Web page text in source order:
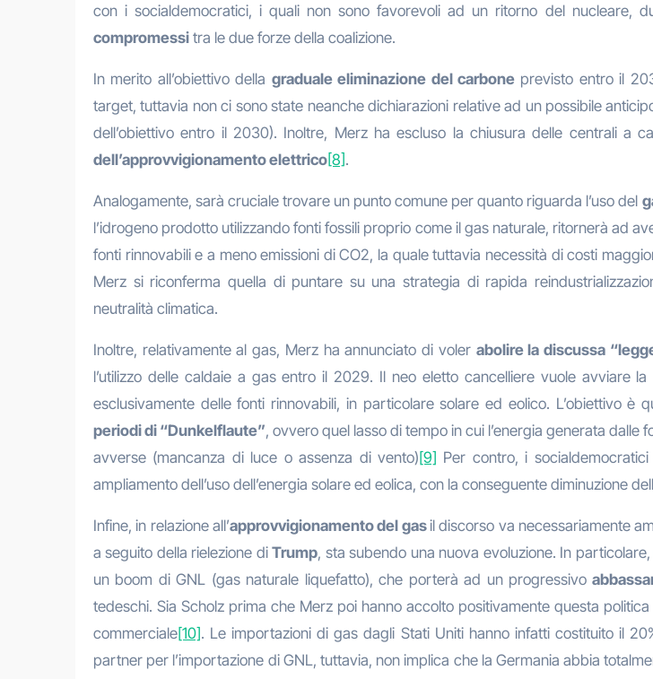
con i socialdemocratici, i quali non sono favorevoli ad un ritorno del nucleare,
compromessi tra le due forze della coalizione.
In merito all’obiettivo della graduale eliminazione del carbone previsto entro il
target, tuttavia non ci sono state neanche dichiarazioni relative ad un possibile
dell’obiettivo entro il 2030). Inoltre, Merz ha escluso la chiusura delle centrali a
dell’approvvigionamento elettrico[8].
Analogamente, sarà cruciale trovare un punto comune per quanto riguarda l’uso del
l’idrogeno prodotto utilizzando fonti fossili proprio come il gas naturale, ritornerà ad
fonti rinnovabili e a meno emissioni di CO2, la quale tuttavia necessità di costi
Merz si riconferma quella di puntare su una strategia di rapida
neutralità climatica.
Inoltre, relativamente al gas, Merz ha annunciato di voler abolire la discussa
l’utilizzo delle caldaie a gas entro il 2029. Il neo eletto cancelliere vuole avviare
esclusivamente delle fonti rinnovabili, in particolare solare ed eolico. L’obiettivo
periodi di “Dunkelflaute”, ovvero quel lasso di tempo in cui l’energia generata
avverse (mancanza di luce o assenza di vento)[9] Per contro, i
ampliamento dell’uso dell’energia solare ed eolica, con la conseguente diminuzione
Infine, in relazione all’approvvigionamento del gasil discorso va necessariamente
a seguito della rielezione diTrump, sta subendo una nuova evoluzione. In
un boom di GNL (gas naturale liquefatto), che porterà ad un progressivo
tedeschi. Sia Scholz prima che Merz poi hanno accolto positivamente questa
commerciale[10]. Le importazioni di gas dagli Stati Uniti hanno infatti costituito il
partner per l’importazione di GNL, tuttavia, non implica che la Germania abbia